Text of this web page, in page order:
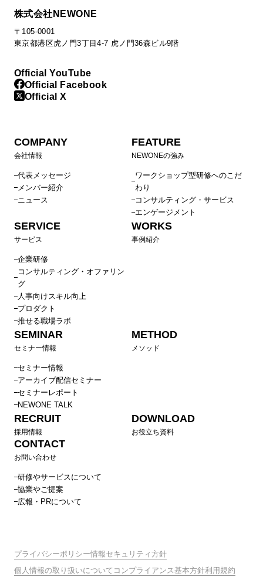
株式会社NEWONE
〒105-0001
東京都港区虎ノ門3丁目4-7 虎ノ門36森ビル9階
Official YouTube
Official Facebook
Official X
COMPANY
会社情報
代表メッセージ
メンバー紹介
ニュース
FEATURE
NEWONEの強み
ワークショップ型研修へのこだ
わり
コンサルティング・サービス
エンゲージメント
SERVICE
サービス
企業研修
コンサルティング・オファリン
グ
人事向けスキル向上
プロダクト
推せる職場ラボ
WORKS
事例紹介
SEMINAR
セミナー情報
セミナー情報
アーカイブ配信セミナー
セミナーレポート
NEWONE TALK
METHOD
メソッド
RECRUIT
採用情報
DOWNLOAD
お役立ち資料
CONTACT
お問い合わせ
研修やサービスについて
協業やご提案
広報・PRについて
プライバシーポリシー情報セキュリティ方針
個人情報の取り扱いについて コンプライアンス基本方針利用規約